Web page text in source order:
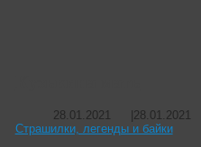
28.01.2021
28.01.2021
Страшилки, легенды и байки